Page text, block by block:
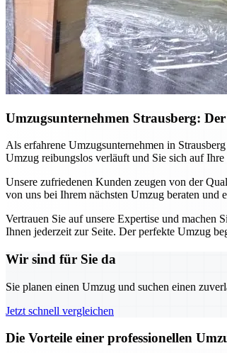
Umzugsunternehmen Strausberg:
Als erfahrene Umzugsunternehmen in
Umzug reibungslos verläuft und Sie sich auf
Unsere zufriedenen Kunden zeugen von der
von uns bei Ihrem nächsten Umzug beraten und
Vertrauen Sie auf unsere Expertise und machen
Ihnen jederzeit zur Seite. Der perfekte Umzug
Wir sind für Sie da
Sie planen einen Umzug und suchen einen
Jetzt schnell vergleichen
Die Vorteile einer professionellen